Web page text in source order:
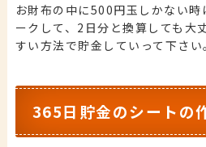
お財布の中に500円玉しかない
ークして、2日分と換算しても大
すい方法で貯金していって下さい
365日貯金のシートの